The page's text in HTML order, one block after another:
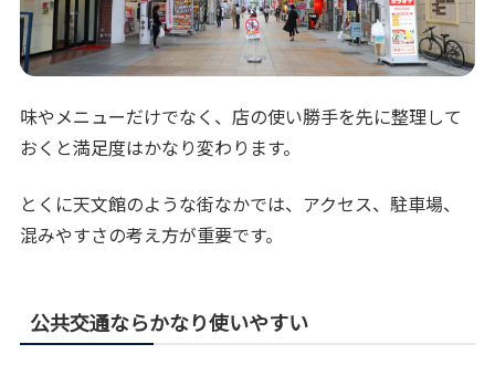
味やメニューだけでなく、店の使い勝手を先に整理して
おくと満足度はかなり変わります。
とくに天文館のような街なかでは、アクセス、駐車場、
混みやすさの考え方が重要です。
公共交通ならかなり使いやすい